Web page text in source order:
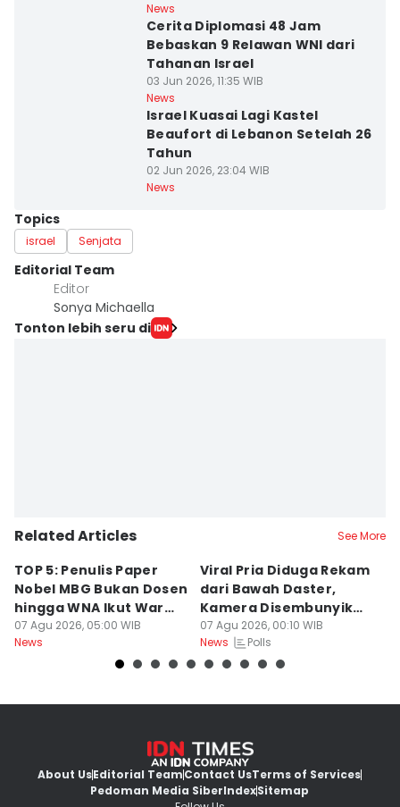
News
Cerita Diplomasi 48 Jam
Bebaskan 9 Relawan WNI dari
Tahanan Israel
03 Jun 2026, 11:35 WIB
News
Israel Kuasai Lagi Kastel
Beaufort di Lebanon Setelah 26
Tahun
02 Jun 2026, 23:04 WIB
News
Topics
israel Senjata
Editorial Team
Editor
Sonya Michaella
Tonton lebih seru di
Related Articles See More
TOP 5: Penulis Paper
Nobel MBG Bukan Dosen
hingga WNA Ikut War
Tiket HUT RI
07 Agu 2026, 05:00 WIB
News
Viral Pria Diduga Rekam
dari Bawah Daster,
Kamera Disembunyikan
di Sandal
07 Agu 2026, 00:10 WIB
News
Polls
About UsEditorial TeamContact UsTerms of Services
Pedoman Media SiberIndexSitemap